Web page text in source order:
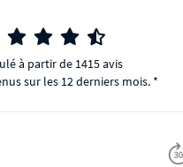
à partir de 1415 avis
sur les 12 derniers mois. *